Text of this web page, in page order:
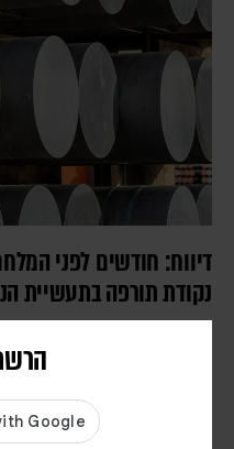
דיווח: חודשים לפני
נקודת תורפה בתעשיית
לפי סוכנות הידיעות בלומברג,
במפרץ הפכו את התרחיש